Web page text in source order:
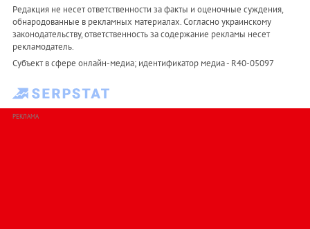
Редакция не несет ответственности за факты и оценочные суждения,
обнародованные в рекламных материалах. Согласно украинскому
законодательству, ответственность за содержание рекламы несет
рекламодатель.
Субъект в сфере онлайн-медиа; идентификатор медиа - R40-05097
РЕКЛАМА